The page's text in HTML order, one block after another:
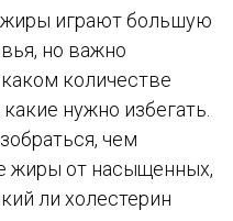
жиры играют большую
но важно
количестве
нужно избегать.
чем
жиры от насыщенных,
ли холестерин